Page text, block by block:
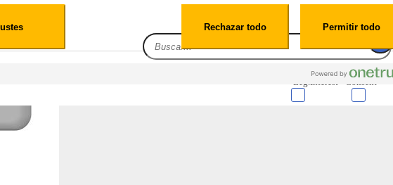
Consent
Leg.Interest
Rechazar todo Permitir todo